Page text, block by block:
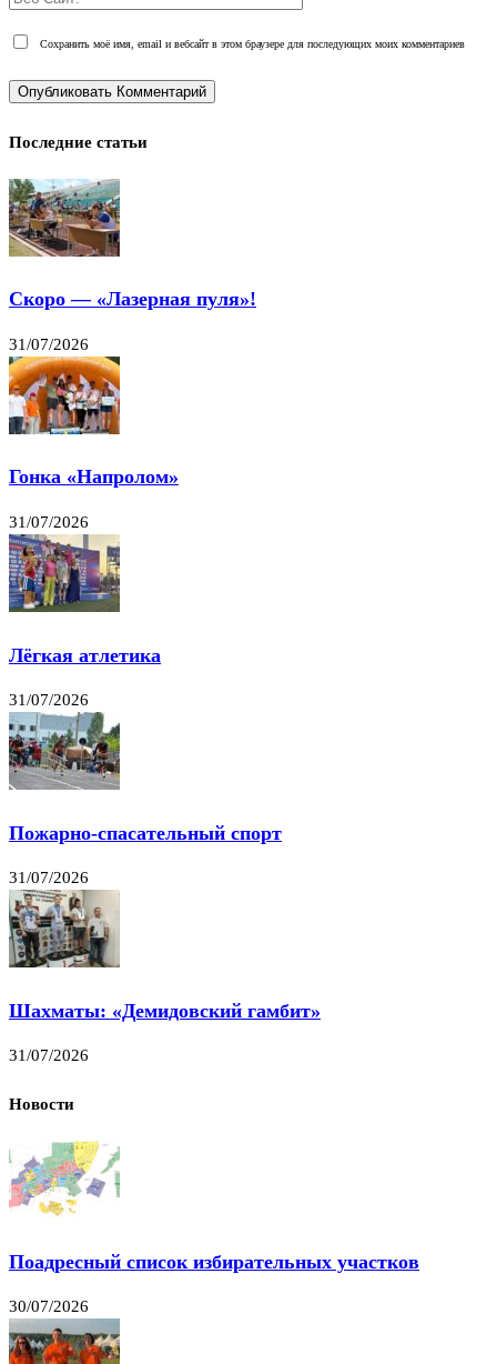
Сохранить моё имя, email и вебсайт в этом браузере для последующих моих комментариев
Последние статьи
Скоро — «Лазерная пуля»!
31/07/2026
Гонка «Напролом»
31/07/2026
Лёгкая атлетика
31/07/2026
Пожарно-спасательный спорт
31/07/2026
Шахматы: «Демидовский гамбит»
31/07/2026
Новости
Поадресный список избирательных участков
30/07/2026